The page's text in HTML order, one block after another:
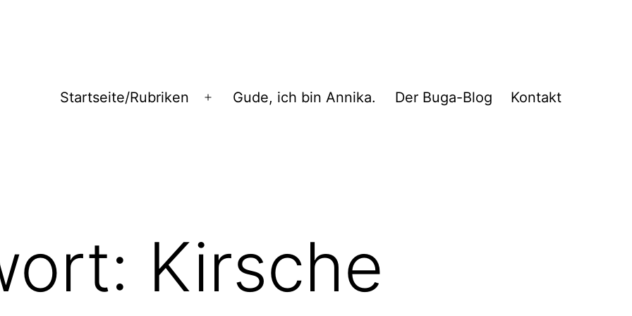
Startseite/Rubriken
Menü
Gude, ich bin Annika. Der Buga-Blog Kontakt
Kirsche